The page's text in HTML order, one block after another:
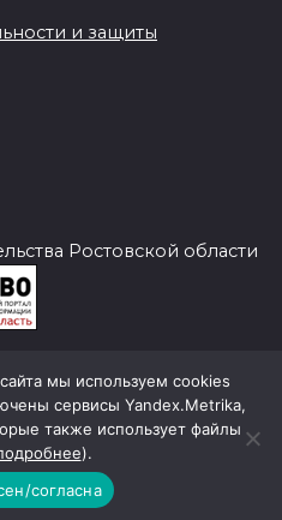
и защиты
Ростовской области
мы используем cookies
сервисы Yandex.Metrika,
также использует файлы
).
согласна